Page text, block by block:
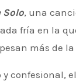
Solo, una
fría en la
más de
y confesional,